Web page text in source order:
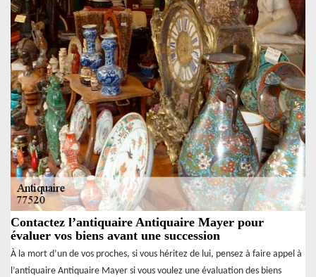
Contactez l’antiquaire Antiquaire Mayer pour
évaluer vos biens avant une succession
À la mort d’un de vos proches, si vous héritez de lui, pensez à faire appel à
l’antiquaire Antiquaire Mayer si vous voulez une évaluation des biens